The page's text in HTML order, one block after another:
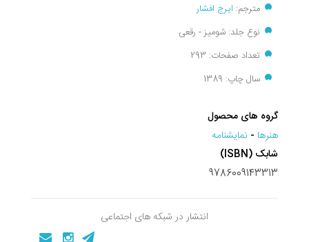
مترجم: ایرج افشار
نوع جلد: شومیز - رقعی
تعداد صفحات: 293
سال چاپ: 1389
گروه های محصول
هنرها - نمايشنامه
شابک (ISBN)
9786009143313
انتشار در شبکه های اجتماعی